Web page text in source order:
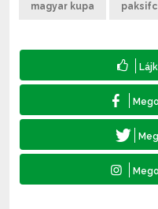
magyar kupa paksifc